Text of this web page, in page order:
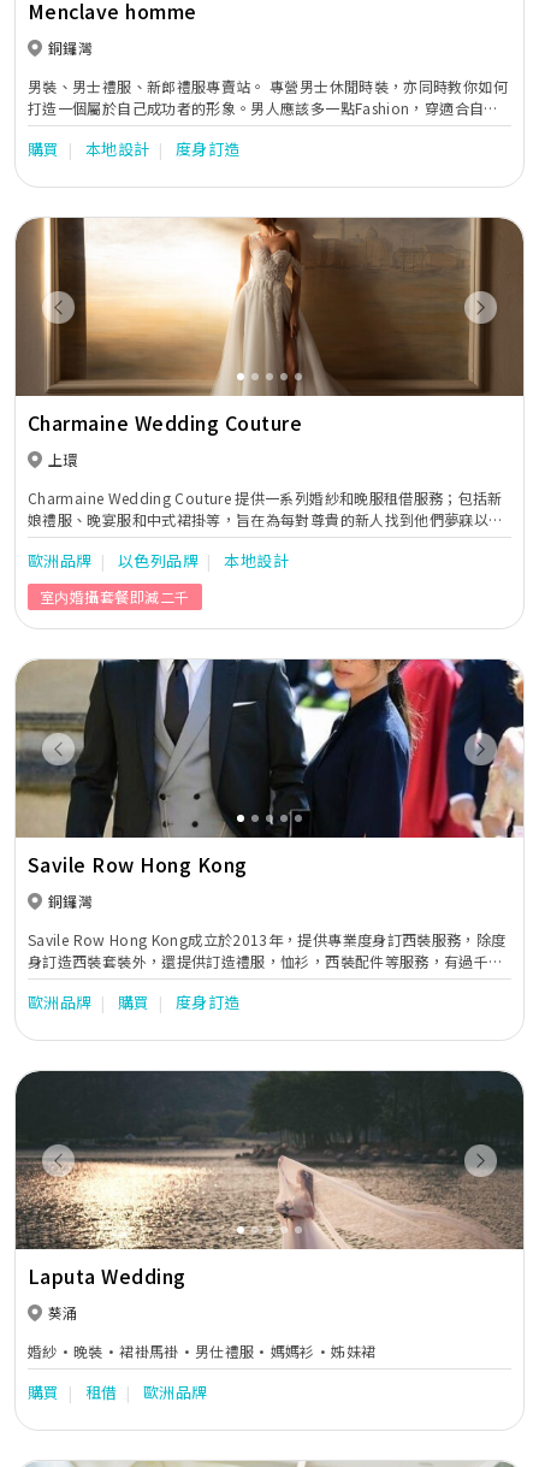
Menclave homme
銅鑼灣
男裝、男士禮服、新郎禮服專賣站。 專營男士休閒時裝，亦同時教你如何
打造一個屬於自己成功者的形象。男人應該多一點Fashion，穿適合自己
的西裝，穿適合自己的Suit、Shirt，成功的男人也!
購買 本地設計 度身訂造
Previous Next
Charmaine Wedding Couture
上環
Charmaine Wedding Couture 提供一系列婚紗和晚服租借服務；包括新
娘禮服、晚宴服和中式裙掛等，旨在為每對尊貴的新人找到他們夢寐以求
的婚紗和禮服。我們的婚紗來自全球多款國際追捧的11個婚紗品牌包括，
例如Aire Barcelona、Anna Sposa、Tanya Grig及Nicole Spose等和自
家品牌“Charmaine Brand”。除了租衫服務外、我們還提供新娘化妝和
髮型設計、Pre-wedding服務、Big Day攝影和一條龍服務。
歐洲品牌 以色列品牌 本地設計
室内婚攝套餐即減二千
Previous Next
Savile Row Hong Kong
銅鑼灣
Savile Row Hong Kong成立於2013年，提供專業度身訂西裝服務，除度
身訂造西裝套裝外，還提供訂造禮服，恤衫，西裝配件等服務，有過千款
布料選擇，款式選擇多元化。 夥拍有40年造衫經驗的香港老師傅，以大眾
化價錢提供最優質服務及產品。
歐洲品牌 購買 度身訂造
Previous Next
Laputa Wedding
葵涌
婚紗·晚裝·裙褂馬褂·男仕禮服·媽媽衫·姊妹裙
購買 租借 歐洲品牌